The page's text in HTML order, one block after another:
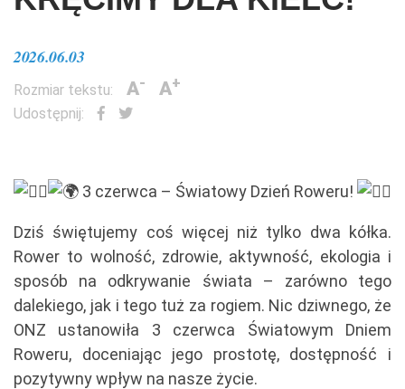
2026.06.03
Rozmiar tekstu: A- A+
Udostępnij:
3 czerwca – Światowy Dzień Roweru!
Dziś świętujemy coś więcej niż tylko dwa kółka.
Rower to wolność, zdrowie, aktywność, ekologia i
sposób na odkrywanie świata – zarówno tego
dalekiego, jak i tego tuż za rogiem. Nic dziwnego, że
ONZ ustanowiła 3 czerwca Światowym Dniem
Roweru, doceniając jego prostotę, dostępność i
pozytywny wpływ na nasze życie.